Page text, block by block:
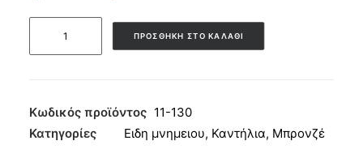
Φιμέ
18x12
ΠΡΟΣΘΉΚΗ ΣΤΟ ΚΑΛΆΘΙ
Κωδικός προϊόντος 11-130
Κατηγορίες
Ειδη μνημειου, Καντήλια, Μπρονζέ